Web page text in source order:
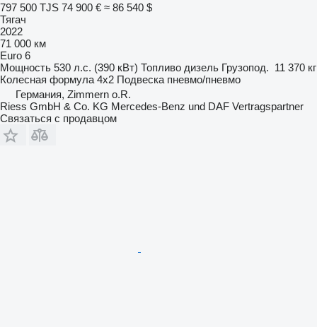
797 500 TJS 74 900 € ≈ 86 540 $
Тягач
2022
71 000 км
Euro 6
Мощность 530 л.с. (390 кВт) Топливо дизель Грузопод. 11 370 кг
Колесная формула 4x2 Подвеска пневмо/пневмо
Германия, Zimmern o.R.
Riess GmbH & Co. KG Mercedes-Benz und DAF Vertragspartner
Связаться с продавцом